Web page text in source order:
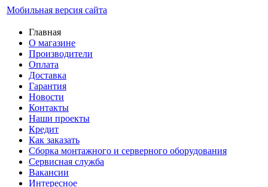
Мобильная версия сайта
Главная
О магазине
Производители
Оплата
Доставка
Гарантия
Новости
Контакты
Наши проекты
Кредит
Как заказать
Сборка монтажного и серверного оборудования
Сервисная служба
Вакансии
Интересное